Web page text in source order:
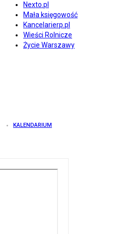
Nexto.pl
Mała księgowość
Kancelarierp.pl
Wieści Rolnicze
Życie Warszawy
KALENDARIUM